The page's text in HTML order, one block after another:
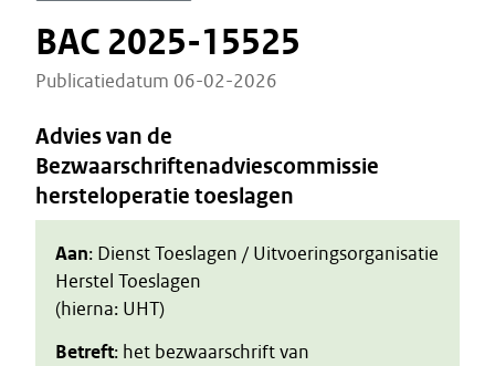
BAC 2025-15525
Publicatiedatum 06-02-2026
Advies van de
Bezwaarschriftenadviescommissie
hersteloperatie toeslagen
Aan: Dienst Toeslagen / Uitvoeringsorganisatie
Herstel Toeslagen
(hierna: UHT)
Betreft: het bezwaarschrift van